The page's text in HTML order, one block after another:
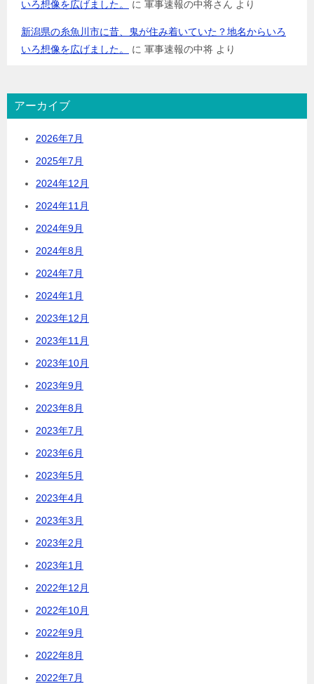
いろ想像を広げました。 に 軍事速報の中将さん より
新潟県の糸魚川市に昔、鬼が住み着いていた？地名からいろ
いろ想像を広げました。
に 軍事速報の中将 より
アーカイブ
2026年7月
2025年7月
2024年12月
2024年11月
2024年9月
2024年8月
2024年7月
2024年1月
2023年12月
2023年11月
2023年10月
2023年9月
2023年8月
2023年7月
2023年6月
2023年5月
2023年4月
2023年3月
2023年2月
2023年1月
2022年12月
2022年10月
2022年9月
2022年8月
2022年7月